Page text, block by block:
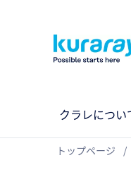
クラレについ
トップページ